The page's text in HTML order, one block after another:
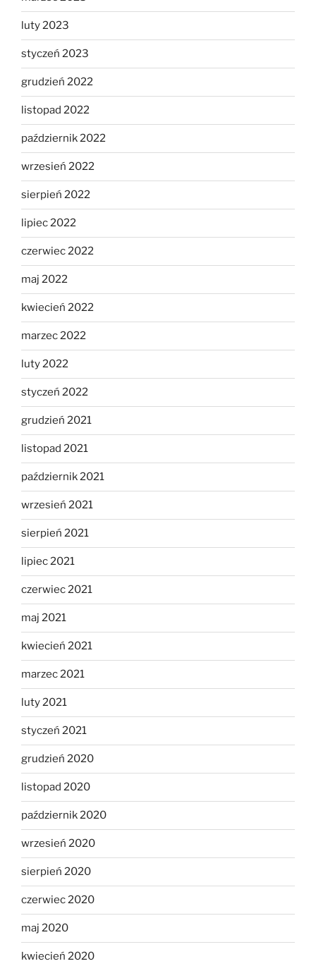
luty 2023
styczeń 2023
grudzień 2022
listopad 2022
październik 2022
wrzesień 2022
sierpień 2022
lipiec 2022
czerwiec 2022
maj 2022
kwiecień 2022
marzec 2022
luty 2022
styczeń 2022
grudzień 2021
listopad 2021
październik 2021
wrzesień 2021
sierpień 2021
lipiec 2021
czerwiec 2021
maj 2021
kwiecień 2021
marzec 2021
luty 2021
styczeń 2021
grudzień 2020
listopad 2020
październik 2020
wrzesień 2020
sierpień 2020
czerwiec 2020
maj 2020
kwiecień 2020